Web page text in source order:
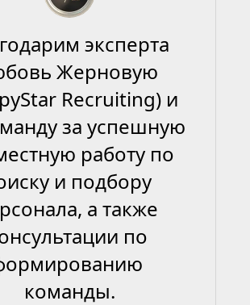
эксперта
Жерновую
Recruiting) и
за успешную
работу по
и подбору
а также
по
команды.